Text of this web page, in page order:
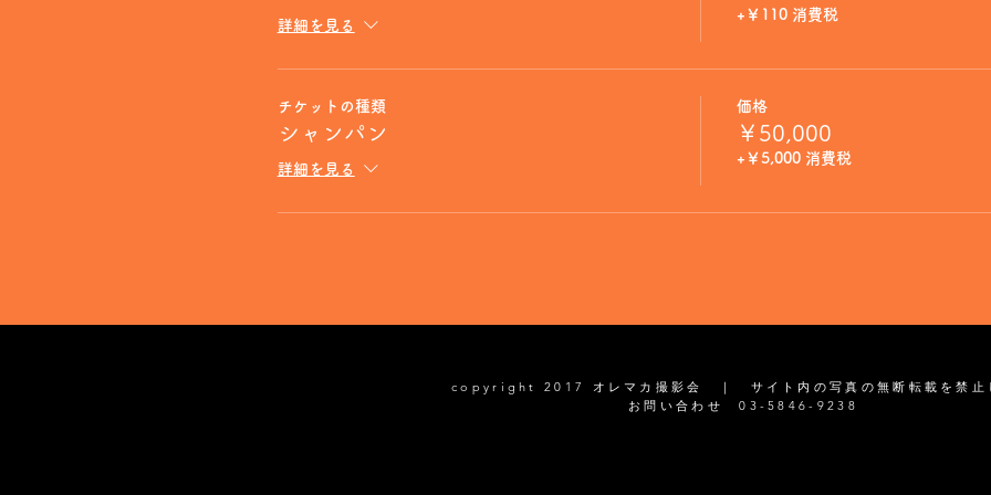
詳細を見る
+￥110 消費税
チケットの種類
シャンパン
詳細を見る
価格
￥50,000
+￥5,000 消費税
copyright 2017 オレマカ撮影会 ｜ サイト内の写真の無断転載を禁止
お問い合わせ 03-5846-9238